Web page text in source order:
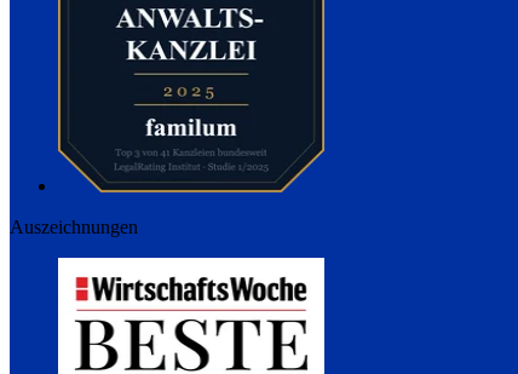
Auszeichnungen